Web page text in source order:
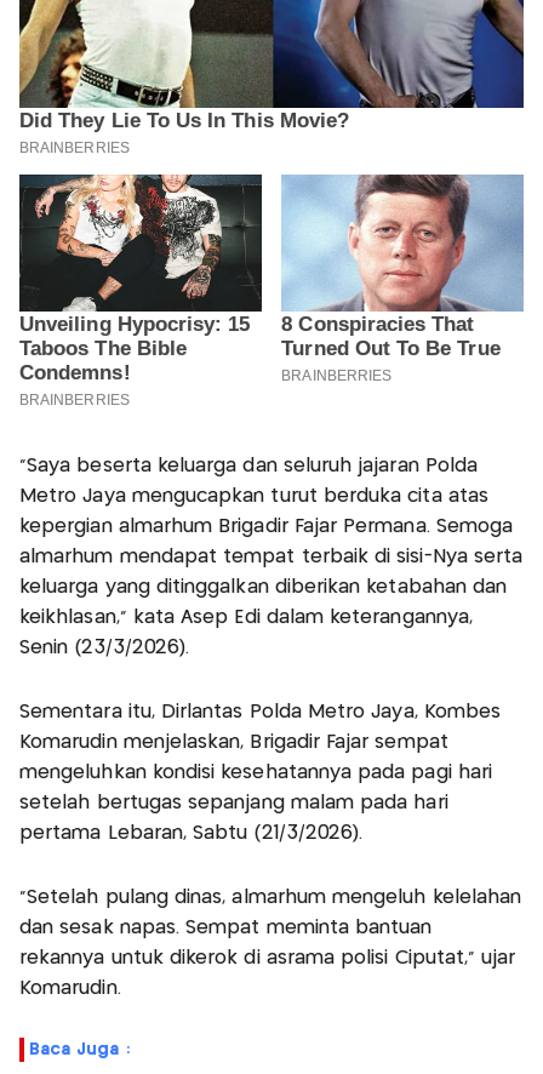
“Saya beserta keluarga dan seluruh jajaran Polda
Metro Jaya mengucapkan turut berduka cita atas
kepergian almarhum Brigadir Fajar Permana. Semoga
almarhum mendapat tempat terbaik di sisi-Nya serta
keluarga yang ditinggalkan diberikan ketabahan dan
keikhlasan,” kata Asep Edi dalam keterangannya,
Senin (23/3/2026).
Sementara itu, Dirlantas Polda Metro Jaya, Kombes
Komarudin menjelaskan, Brigadir Fajar sempat
mengeluhkan kondisi kesehatannya pada pagi hari
setelah bertugas sepanjang malam pada hari
pertama Lebaran, Sabtu (21/3/2026).
“Setelah pulang dinas, almarhum mengeluh kelelahan
dan sesak napas. Sempat meminta bantuan
rekannya untuk dikerok di asrama polisi Ciputat,” ujar
Komarudin.
Baca Juga :